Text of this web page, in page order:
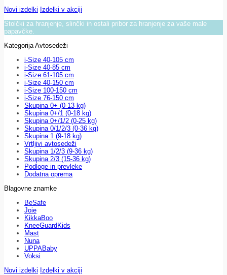
Novi izdelki Izdelki v akciji
Stolčki za hranjenje, slinčki in ostali pribor za hranjenje za vaše male
papavčke.
Kategorija Avtosedeži
i-Size 40-105 cm
i-Size 40-85 cm
i-Size 61-105 cm
i-Size 40-150 cm
i-Size 100-150 cm
i-Size 76-150 cm
Skupina 0+ (0-13 kg)
Skupina 0+/1 (0-18 kg)
Skupina 0+/1/2 (0-25 kg)
Skupina 0/1/2/3 (0-36 kg)
Skupina 1 (9-18 kg)
Vrtljivi avtosedeži
Skupina 1/2/3 (9-36 kg)
Skupina 2/3 (15-36 kg)
Podloge in prevleke
Dodatna oprema
Blagovne znamke
BeSafe
Joie
KikkaBoo
KneeGuardKids
Mast
Nuna
UPPABaby
Voksi
Novi izdelki Izdelki v akciji